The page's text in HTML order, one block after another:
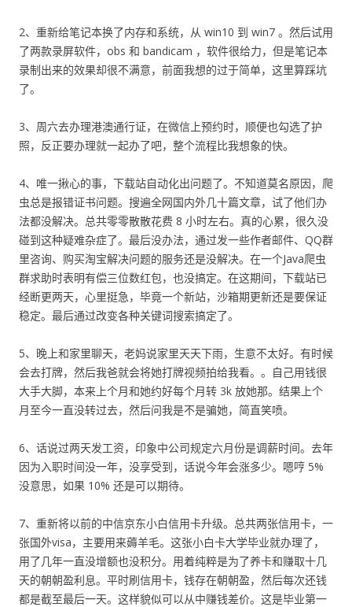
2、重新给笔记本换了内存和系统，从 win10 到 win7 。然后试用
了两款录屏软件，obs 和 bandicam ，软件很给力，但是笔记本
录制出来的效果却很不满意，前面我想的过于简单，这里算踩坑
了。
3、周六去办理港澳通行证，在微信上预约时，顺便也勾选了护
照，反正要办理就一起办了吧，整个流程比我想象的快。
4、唯一揪心的事，下载站自动化出问题了。不知道莫名原因，爬
虫总是报错证书问题。搜遍全网国内外几十篇文章，试了他们办
法都没解决。总共零零散散花费 8 小时左右。真的心累，很久没
碰到这种疑难杂症了。最后没办法，通过发一些作者邮件、QQ群
里咨询、购买淘宝解决问题的服务还是没解决。在一个Java爬虫
群求助时表明有偿三位数红包，也没搞定。在这期间，下载站已
经断更两天，心里挺急，毕竟一个新站，沙箱期更新还是要保证
稳定。最后通过改变各种关键词搜索搞定了。
5、晚上和家里聊天，老妈说家里天天下雨，生意不太好。有时候
会去打牌，然后我爸就会将她打牌视频拍给我看。。自己用钱很
大手大脚，本来上个月和她约好每个月转 3k 放她那。结果上个
月至今一直没转过去，然后问我是不是骗她，简直笑喷。
6、话说过两天发工资，印象中公司规定六月份是调薪时间。去年
因为入职时间没一年，没享受到，话说今年会涨多少。嗯哼 5%
没意思，如果 10% 还是可以期待。
7、重新将以前的中信京东小白信用卡升级。总共两张信用卡，一
张国外visa，主要用来薅羊毛。这张小白卡大学毕业就办理了，
用了几年一直没增额也没积分。用着纯粹是为了养卡和赚取十几
天的朝朝盈利息。平时刷信用卡，钱存在朝朝盈，然后每次还钱
都是截至最后一天。这样貌似可以从中赚钱差价。这是毕业第一